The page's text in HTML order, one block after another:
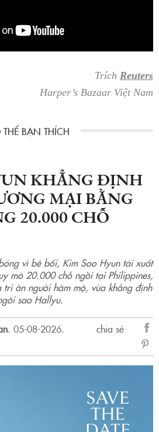
Trích Reuters
Harper’s Bazaar Việt Nam
KHẲNG ĐỊNH
MẠI BẰNG
20.000 CHỖ
vì bê bối, Kim Soo Hyun tái xuất
mô 20.000 chỗ ngồi tại Philippines,
ân người hâm mộ, vừa khẳng định
sao Hallyu.
. 05-08-2026.
chia sẻ
sẻ